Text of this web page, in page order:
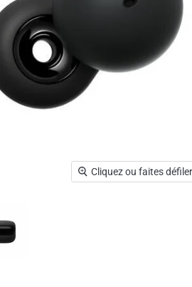
Cliquez ou faites